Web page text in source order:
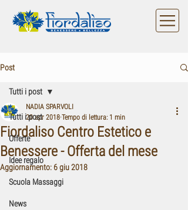
Post
Tutti i post
Offerte
Idee regalo
Scuola Massaggi
News
Tutti i post
Fiordaliso Centro Estetico e
Benessere - Offerta del mese
NADIA SPARVOLI
20 apr 2018 Tempo di lettura: 1 min
Aggiornamento:6 giu 2018